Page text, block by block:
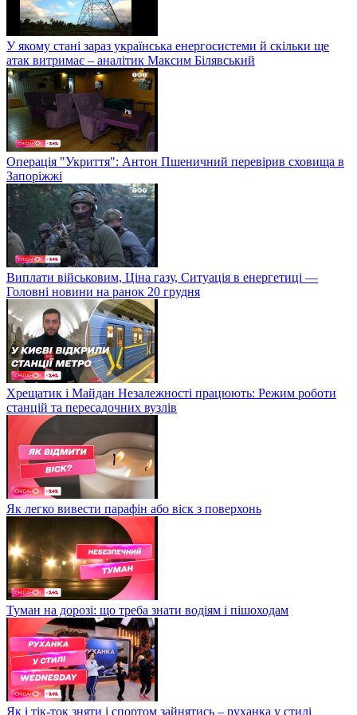
У якому стані зараз українська енергосистеми й скільки ще
атак витримає – аналітик Максим Білявський
Операція "Укриття": Антон Пшеничний перевірив сховища в
Запоріжжі
Виплати військовим, Ціна газу, Ситуація в енергетиці —
Головні новини на ранок 20 грудня
Хрещатик і Майдан Незалежності працюють: Режим роботи
станцій та пересадочних вузлів
Як легко вивести парафін або віск з поверхонь
Туман на дорозі: що треба знати водіям і пішоходам
Як і тік-ток зняти і спортом зайнятись – руханка у стилі